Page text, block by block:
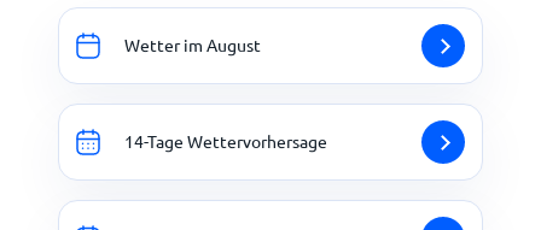
Wetter im August
14-Tage Wettervorhersage